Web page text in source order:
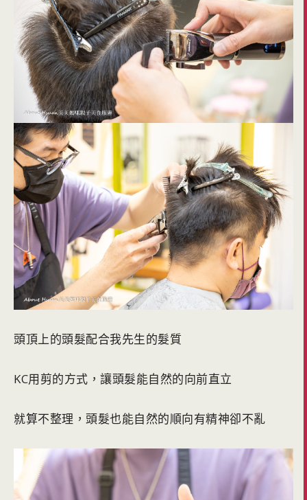
頭頂上的頭髮配合我先生的髮質
KC用剪的方式，讓頭髮能自然的向前直立
就算不整理，頭髮也能自然的順向有精神卻不亂